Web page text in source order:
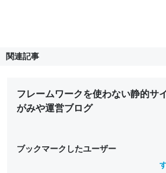
関連記事
フレームワークを使わない静的サ
がみや運営ブログ
ブックマークしたユーザー